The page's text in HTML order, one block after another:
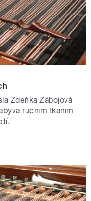
Zdeňka Zábojová
ručním tkaním